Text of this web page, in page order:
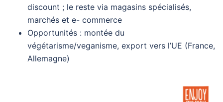
discount ; le reste via magasins spécialisés,
marchés et e- commerce
Opportunités : montée du
végétarisme/veganisme, export vers l’UE (France,
Allemagne)